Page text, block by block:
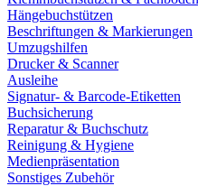
Hängebuchstützen
Beschriftungen & Markierungen
Umzugshilfen
Drucker & Scanner
Ausleihe
Signatur- & Barcode-Etiketten
Buchsicherung
Reparatur & Buchschutz
Reinigung & Hygiene
Medienpräsentation
Sonstiges Zubehör